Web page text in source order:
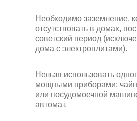
Необходимо заземление,
отсутствовать в домах,
советский период
дома с электроплитами).
Нельзя использовать
мощными приборами:
или посудомоечной
автомат.